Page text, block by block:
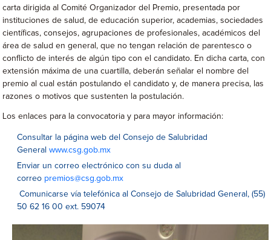
carta dirigida al Comité Organizador del Premio, presentada por
instituciones de salud, de educación superior, academias, sociedades
científicas, consejos, agrupaciones de profesionales, académicos del
área de salud en general, que no tengan relación de parentesco o
conflicto de interés de algún tipo con el candidato. En dicha carta, con
extensión máxima de una cuartilla, deberán señalar el nombre del
premio al cual están postulando el candidato y, de manera precisa, las
razones o motivos que sustenten la postulación.
Los enlaces para la convocatoria y para mayor información:
Consultar la página web del Consejo de Salubridad
Generalwww.csg.gob.mx
Enviar un correo electrónico con su duda al
correo premios@csg.gob.mx
Comunicarse vía telefónica al Consejo de Salubridad General, (55)
50 62 16 00 ext. 59074